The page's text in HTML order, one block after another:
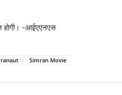
होगी। -आईएएनएस
Simran Movie